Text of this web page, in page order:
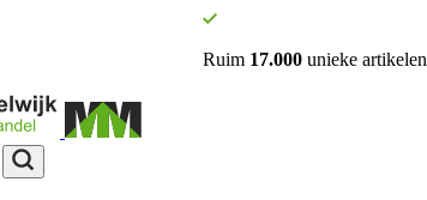
Ruim 17.000 unieke artikelen